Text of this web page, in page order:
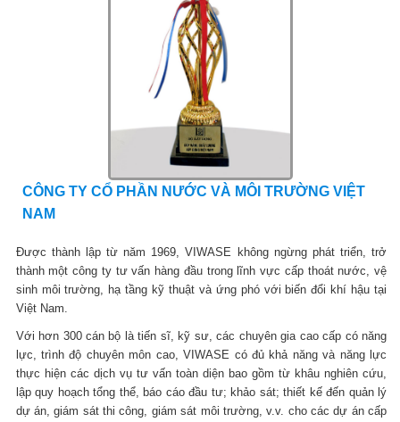
CÔNG TY CỔ PHẦN NƯỚC VÀ MÔI TRƯỜNG VIỆT
NAM
Được thành lập từ năm 1969, VIWASE không ngừng phát triển, trở
thành một công ty tư vấn hàng đầu trong lĩnh vực cấp thoát nước, vệ
sinh môi trường, hạ tầng kỹ thuật và ứng phó với biến đổi khí hậu tại
Việt Nam.
Với hơn 300 cán bộ là tiến sĩ, kỹ sư, các chuyên gia cao cấp có năng
lực, trình độ chuyên môn cao, VIWASE có đủ khả năng và năng lực
thực hiện các dịch vụ tư vấn toàn diện bao gồm từ khâu nghiên cứu,
lập quy hoạch tổng thể, báo cáo đầu tư; khảo sát; thiết kế đến quản lý
dự án, giám sát thi công, giám sát môi trường, v.v. cho các dự án cấp